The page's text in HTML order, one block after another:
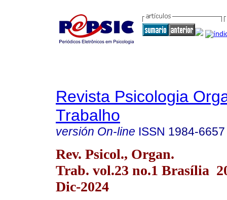
Revista Psicologia
Trabalho
versión On-line ISSN 1984-6657
Rev. Psicol., Organ.
Trab. vol.23 no.1 Brasília
Dic-2024